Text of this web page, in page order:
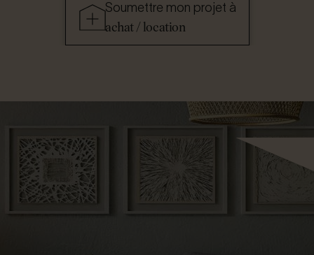
Soumettre mon projet à
achat / location